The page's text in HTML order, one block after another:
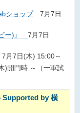
ショップ7月7日
ー)』 7月7日
月7日(木) 15:00～
)開門時 ～（一軍試
Supported by 横